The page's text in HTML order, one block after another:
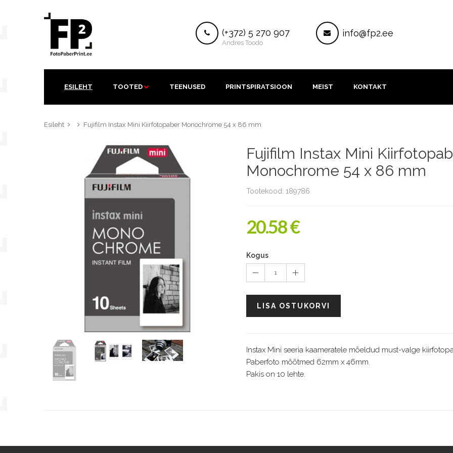
(+372) 5 270 907
Andres Toodo
Post
info@fp2.ee
ESILEHT TOOTED TEENUSED PRINTSPIRATSIOON MEIST KONTAKT
Esileht Fujifilm Instax Mini Kiirfotopaber Monochrome 54 x 86 mm
Fujifilm Instax Mini
Monochrome 54 x 86 mm
Tootekood: 189786
20.58 €
Kogus
1
LISA OSTUKORVI
Instax Mini seeria kaameratele mõeldud must-valge
Paberfoto mõõtmed 62mm x 46mm.
Pakis on 10 lehte.